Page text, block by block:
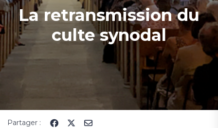
La retransmission du
culte synodal
Partager :